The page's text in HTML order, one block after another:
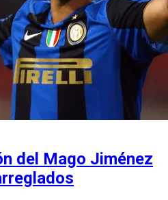
del Mago Jiménez